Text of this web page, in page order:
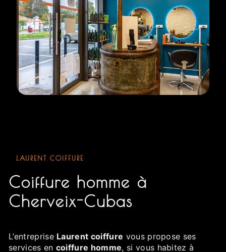
LAURENT COIFFURE
coiffure homme à
Cherveix-Cubas
L’entreprise Laurent coiffure vous propose ses
services en coiffure homme, si vous habitez à